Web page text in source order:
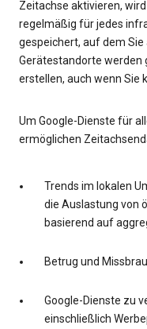
Zeitachse aktivieren,
regelmäßig für jedes
gespeichert, auf dem Sie
Gerätestandorte werden
erstellen, auch wenn Sie
Um Google-Dienste für
ermöglichen
Trends im lokalen
die Auslastung von
basierend auf
Betrug und
Google-Dienste zu
einschließlich